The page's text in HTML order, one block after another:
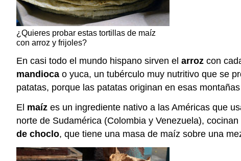
¿Quieres probar estas tortillas de maíz
con arroz y frijoles?
En casi todo el mundo hispano sirven el arroz con
mandioca o yuca, un tubérculo muy nutritivo que se
patatas, porque las patatas originan en esas
El maíz es un ingrediente nativo a las Américas que
norte de Sudamérica (Colombia y Venezuela),
de choclo, que tiene una masa de maíz sobre una